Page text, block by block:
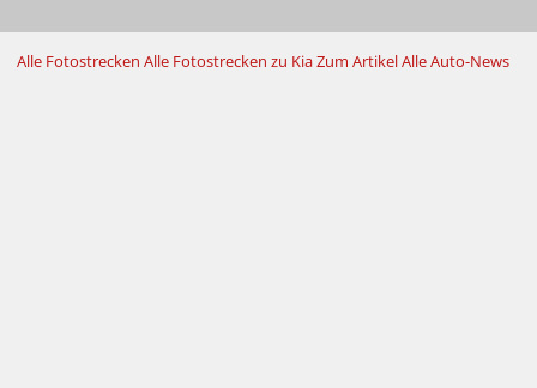
Alle Fotostrecken Alle Fotostrecken zu KiaZum ArtikelAlle Auto-News